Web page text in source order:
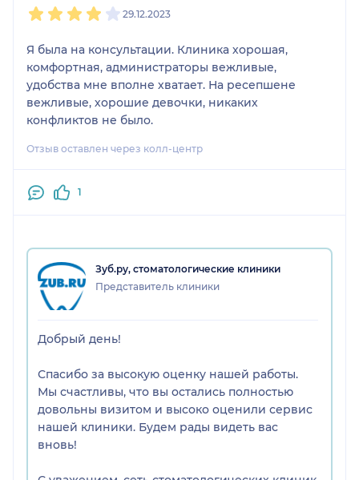
29.12.2023
Я была на консультации. Клиника хорошая,
комфортная, администраторы вежливые,
удобства мне вполне хватает. На ресепшене
вежливые, хорошие девочки, никаких
конфликтов не было.
Отзыв оставлен через колл-центр
1
Зуб.ру, стоматологические клиники
Представитель клиники
Добрый день!
Спасибо за высокую оценку нашей работы.
Мы счастливы, что вы остались полностью
довольны визитом и высоко оценили сервис
нашей клиники. Будем рады видеть вас
вновь!